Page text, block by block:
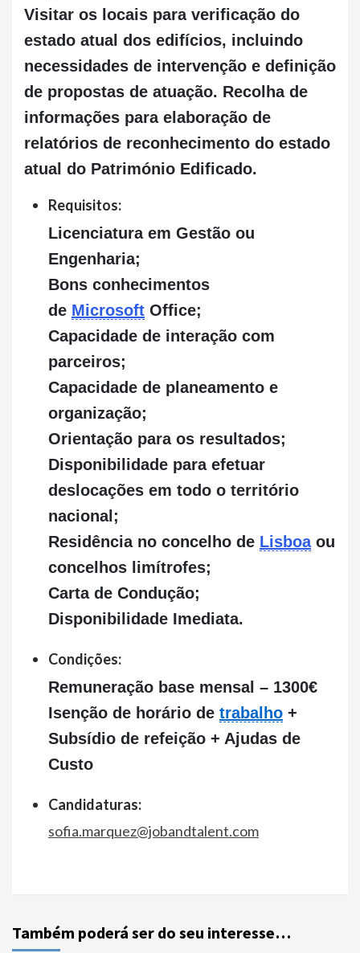
Visitar os locais para verificação do
estado atual dos edifícios, incluindo
necessidades de intervenção e definição
de propostas de atuação. Recolha de
informações para elaboração de
relatórios de reconhecimento do estado
atual do Património Edificado.
Requisitos:
Licenciatura em Gestão ou
Engenharia;
Bons conhecimentos
de Microsoft Office;
Capacidade de interação com
parceiros;
Capacidade de planeamento e
organização;
Orientação para os resultados;
Disponibilidade para efetuar
deslocações em todo o território
nacional;
Residência no concelho de Lisboaou
concelhos limítrofes;
Carta de Condução;
Disponibilidade Imediata.
Condições:
Remuneração base mensal – 1300€
Isenção de horário de trabalho +
Subsídio de refeição + Ajudas de
Custo
Candidaturas:
sofia.marquez@jobandtalent.com
Também poderá ser do seu interesse…